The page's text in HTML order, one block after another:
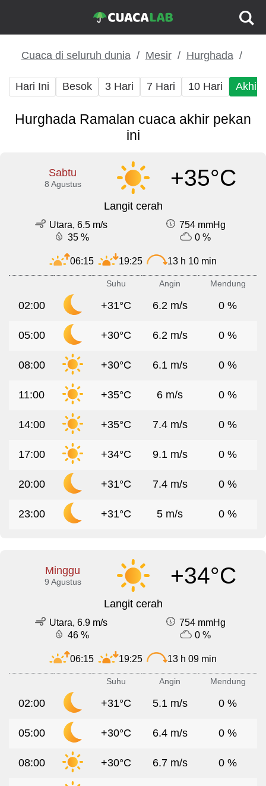
Cuaca di seluruh dunia Mesir Hurghada
Hari Ini Besok 3 Hari 7 Hari 10 Hari Akhir
Hurghada Ramalan cuaca akhir pekan
ini
Sabtu
8 Agustus +35°C
Langit cerah
Utara, 6.5 m/s
754 mmHg
35 %
0 %
06:15 19:25 13 h 10 min
Suhu Angin Mendung
02:00 +31°C 6.2 m/s 0 %
05:00 +30°C 6.2 m/s 0 %
08:00 +30°C 6.1 m/s 0 %
11:00 +35°C 6 m/s 0 %
14:00 +35°C 7.4 m/s 0 %
17:00 +34°C 9.1 m/s 0 %
20:00 +31°C 7.4 m/s 0 %
23:00 +31°C 5 m/s 0 %
Minggu
9 Agustus +34°C
Langit cerah
Utara, 6.9 m/s
754 mmHg
46 %
0 %
06:15 19:25 13 h 09 min
Suhu Angin Mendung
02:00 +31°C 5.1 m/s 0 %
05:00 +30°C 6.4 m/s 0 %
08:00 +30°C 6.7 m/s 0 %